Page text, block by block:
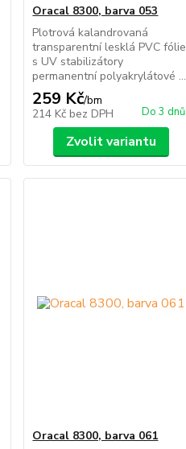
Oracal 8300, barva 053
Plotrová kalandrovaná
transparentní lesklá PVC fólie
s UV stabilizátory
permanentní polyakrylátové ...
259 Kč/bm
214 Kč bez DPH Do 3 dnů
Zvolit variantu
Oracal 8300, barva 061